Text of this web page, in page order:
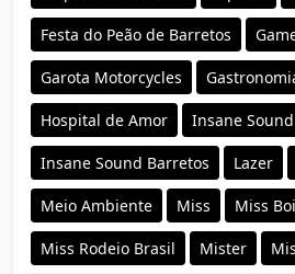
Festa do Peão de Barretos
Garota Motorcycles
Hospital de Amor Insane Sound
Insane Sound Barretos Lazer
Meio Ambiente Miss Miss
Miss Rodeio Brasil Mister